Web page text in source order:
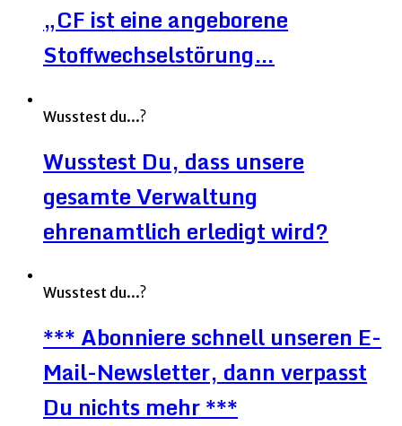
„CF ist eine angeborene
Stoffwechselstörung…
Wusstest du...?
Wusstest Du, dass unsere
gesamte Verwaltung
ehrenamtlich erledigt wird?
Wusstest du...?
*** Abonniere schnell unseren E-
Mail-Newsletter, dann verpasst
Du nichts mehr ***